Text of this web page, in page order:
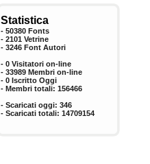
Statistica
- 50380 Fonts
- 2101 Vetrine
- 3246 Font Autori
- 0 Visitatori on-line
- 33989 Membri on-line
- 0 Iscritto Oggi
- Membri totali: 156466
- Scaricati oggi: 346
- Scaricati totali: 14709154